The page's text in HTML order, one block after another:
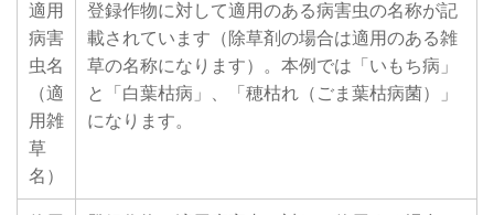
適用
病害
虫名
（適
用雑
草
名）
登録作物に対して適用のある病害虫の名称が記
載されています（除草剤の場合は適用のある雑
草の名称になります）。本例では「いもち病」
と「白葉枯病」、「穂枯れ（ごま葉枯病菌）」
になります。